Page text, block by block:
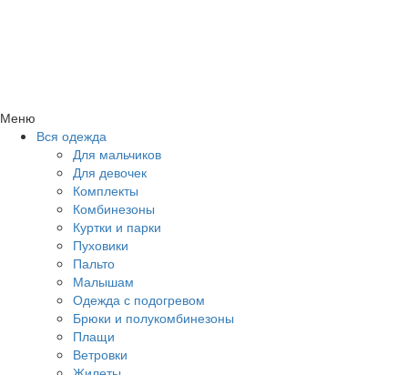
Меню
Вся одежда
Для мальчиков
Для девочек
Комплекты
Комбинезоны
Куртки и парки
Пуховики
Пальто
Малышам
Одежда с подогревом
Брюки и полукомбинезоны
Плащи
Ветровки